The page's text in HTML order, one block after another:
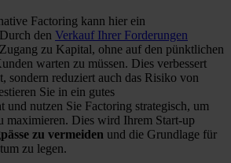
Factoring kann hier ein
den Verkauf Ihrer Forderungen
zu Kapital, ohne auf den pünktlichen
warten zu müssen. Dies verbessert
sondern reduziert auch das Risiko von
Sie in ein gutes
und nutzen Sie Factoring strategisch, um
maximieren. Dies wird Ihrem Start-up
zu vermeiden und die Grundlage für
zu legen.